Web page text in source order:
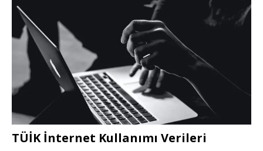
TÜİK İnternet Kullanımı Verileri